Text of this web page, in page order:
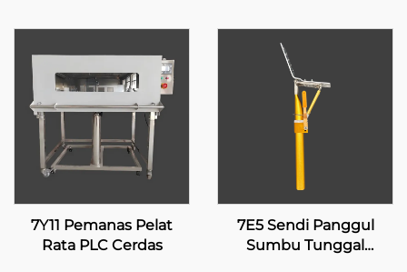
7Y11 Pemanas Pelat
Rata PLC Cerdas
7E5 Sendi Panggul
Sumbu Tunggal